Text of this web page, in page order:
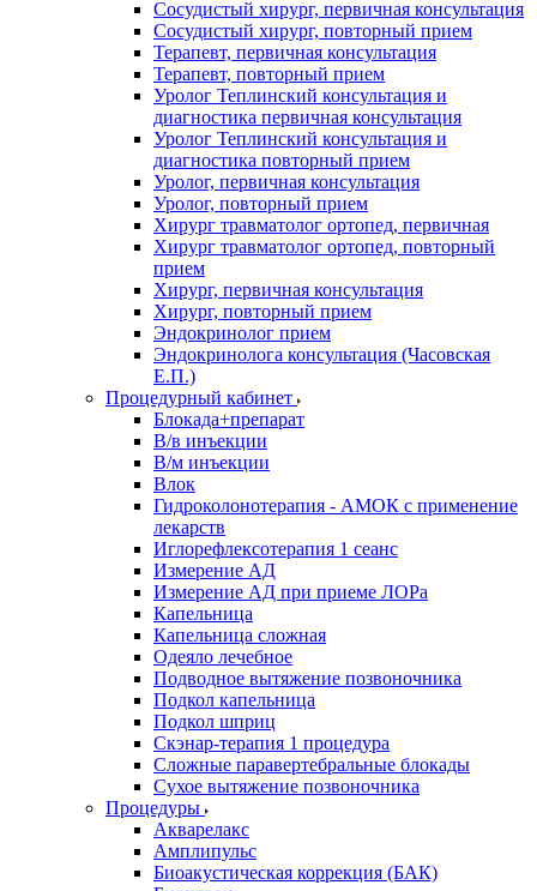
Сосудистый хирург, первичная консультация
Сосудистый хирург, повторный прием
Терапевт, первичная консультация
Терапевт, повторный прием
Уролог Теплинский консультация и
диагностика первичная консультация
Уролог Теплинский консультация и
диагностика повторный прием
Уролог, первичная консультация
Уролог, повторный прием
Хирург травматолог ортопед, первичная
Хирург травматолог ортопед, повторный
прием
Хирург, первичная консультация
Хирург, повторный прием
Эндокринолог прием
Эндокринолога консультация (Часовская
Е.П.)
Процедурный кабинет
Блокада+препарат
В/в инъекции
В/м инъекции
Влок
Гидроколонотерапия - АМОК с применение
лекарств
Иглорефлексотерапия 1 сеанс
Измерение АД
Измерение АД при приеме ЛОРа
Капельница
Капельница сложная
Одеяло лечебное
Подводное вытяжение позвоночника
Подкол капельница
Подкол шприц
Скэнар-терапия 1 процедура
Сложные паравертебральные блокады
Сухое вытяжение позвоночника
Процедуры
Акварелакс
Амплипульс
Биоакустическая коррекция (БАК)